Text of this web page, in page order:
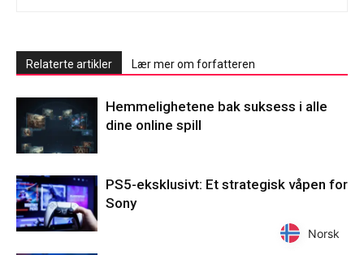
Relaterte artikler Lær mer om forfatteren
Hemmelighetene bak suksess i alle
dine online spill
PS5-eksklusivt: Et strategisk våpen for
Sony
Norsk
Norsk